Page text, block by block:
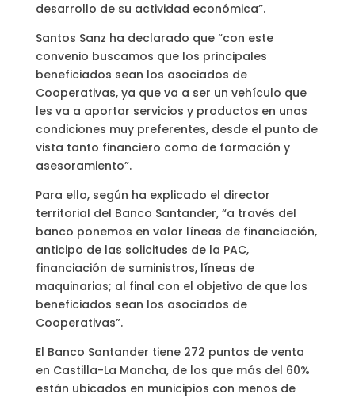
desarrollo de su actividad económica”.
Santos Sanz ha declarado que “con este
convenio buscamos que los principales
beneficiados sean los asociados de
Cooperativas, ya que va a ser un vehículo que
les va a aportar servicios y productos en unas
condiciones muy preferentes, desde el punto de
vista tanto financiero como de formación y
asesoramiento”.
Para ello, según ha explicado el director
territorial del Banco Santander, “a través del
banco ponemos en valor líneas de financiación,
anticipo de las solicitudes de la PAC,
financiación de suministros, líneas de
maquinarias; al final con el objetivo de que los
beneficiados sean los asociados de
Cooperativas”.
El Banco Santander tiene 272 puntos de venta
en Castilla-La Mancha, de los que más del 60%
están ubicados en municipios con menos de